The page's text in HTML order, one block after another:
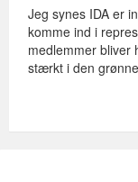
Jeg synes IDA er
komme ind i
medlemmer bliver
stærkt i den